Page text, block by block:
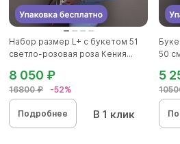
Набор размер L+ с букетом 51
светло-розовая роза Кения...
16800 ₽ -52%
8 050 ₽
Подробнее В 1 клик
50
5